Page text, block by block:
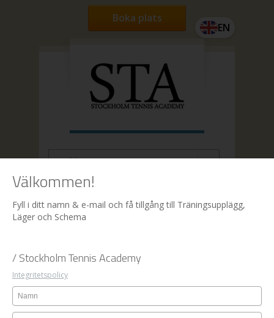
EN
Boka plats
Boka
OBS! Anmälan är bindande.
Välkommen!
Fyll i ditt namn & e-mail och få tillgång till Träningsupplägg,
Läger och Schema
/ Stockholm Tennis Academy
Integritetspolicy